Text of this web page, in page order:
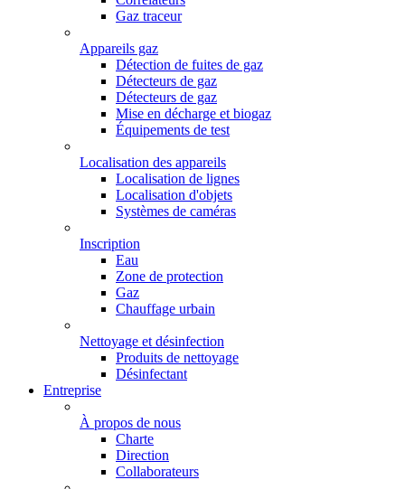
Gaz traceur
Appareils gaz
Détection de fuites de gaz
Détecteurs de gaz
Détecteurs de gaz
Mise en décharge et biogaz
Équipements de test
Localisation des appareils
Localisation de lignes
Localisation d'objets
Systèmes de caméras
Inscription
Eau
Zone de protection
Gaz
Chauffage urbain
Nettoyage et désinfection
Produits de nettoyage
Désinfectant
Entreprise
À propos de nous
Charte
Direction
Collaborateurs